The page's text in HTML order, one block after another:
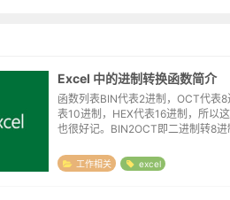
Excel 中的进制转换函数简介
函数列表BIN代表2进制，OCT代表
表10进制，HEX代表16进制，所以
也很好记。BIN2OCT即二进制转8进
工作相关 excel